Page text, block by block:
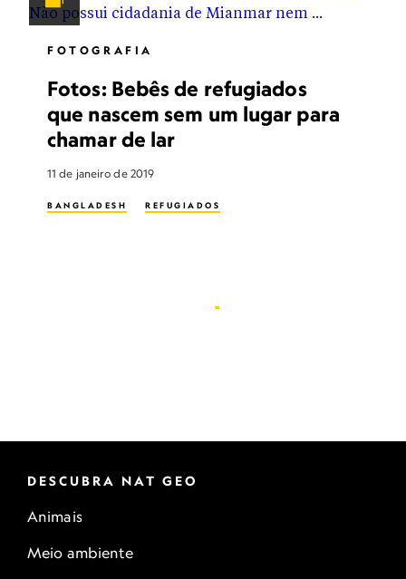
FOTOGRAFIA
Fotos: Bebês de refugiados
que nascem sem um lugar para
chamar de lar
11 de janeiro de 2019
BANGLADESH REFUGIADOS
DESCUBRA NAT GEO
Animais
Meio ambiente